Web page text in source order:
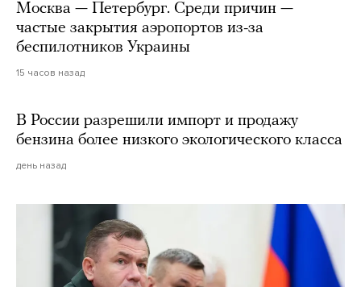
Москва — Петербург. Среди причин —
частые закрытия аэропортов из-за
беспилотников Украины
15 часов назад
В России разрешили импорт и продажу
бензина более низкого экологического класса
день назад